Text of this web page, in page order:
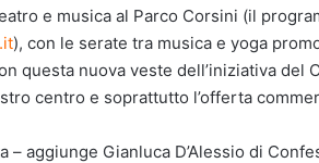
e musica al Parco Corsini (il
), con le serate tra musica e yoga
questa nuova veste dell’iniziativa del
centro e soprattutto l’offerta
– aggiunge Gianluca D’Alessio di